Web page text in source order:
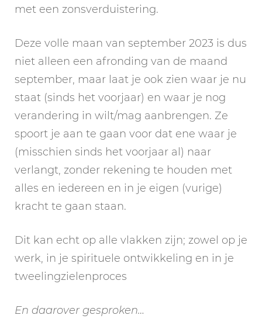
met een zonsverduistering.
Deze volle maan van september 2023 is dus
niet alleen een afronding van de maand
september, maar laat je ook zien waar je nu
staat (sinds het voorjaar) en waar je nog
verandering in wilt/mag aanbrengen. Ze
spoort je aan te gaan voor dat ene waar je
(misschien sinds het voorjaar al) naar
verlangt, zonder rekening te houden met
alles en iedereen en in je eigen (vurige)
kracht te gaan staan.
Dit kan echt op alle vlakken zijn; zowel op je
werk, in je spirituele ontwikkeling en in je
tweelingzielenproces
En daarover gesproken…